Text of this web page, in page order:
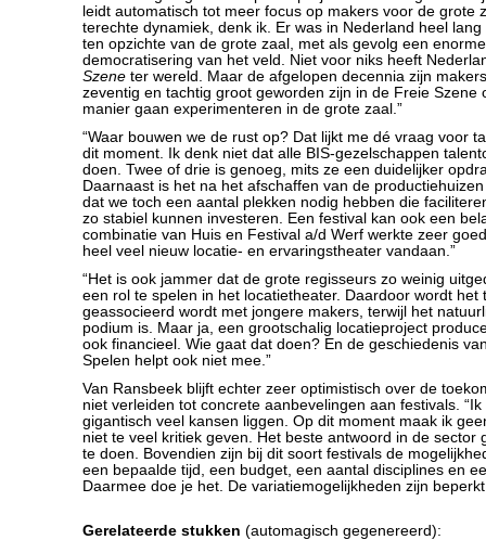
leidt automatisch tot meer focus op makers voor de grote
terechte dynamiek, denk ik. Er was in Nederland heel
ten opzichte van de grote zaal, met als gevolg een
democratisering van het veld. Niet voor niks heeft
Szene ter wereld. Maar de afgelopen decennia zijn
zeventig en tachtig groot geworden zijn in de Freie Szene
manier gaan experimenteren in de grote zaal.”
“Waar bouwen we de rust op? Dat lijkt me dé vraag voor
dit moment. Ik denk niet dat alle BIS-gezelschappen
doen. Twee of drie is genoeg, mits ze een duidelijker
Daarnaast is het na het afschaffen van de
dat we toch een aantal plekken nodig hebben die
zo stabiel kunnen investeren. Een festival kan ook een
combinatie van Huis en Festival a/d Werf werkte zeer
heel veel nieuw locatie- en ervaringstheater vandaan.”
“Het is ook jammer dat de grote regisseurs zo weinig
een rol te spelen in het locatietheater. Daardoor wordt het
geassocieerd wordt met jongere makers, terwijl het
podium is. Maar ja, een grootschalig locatieproject
ook financieel. Wie gaat dat doen? En de geschiedenis
Spelen helpt ook niet mee.”
Van Ransbeek blijft echter zeer optimistisch over de
niet verleiden tot concrete aanbevelingen aan festivals.
gigantisch veel kansen liggen. Op dit moment maak ik
niet te veel kritiek geven. Het beste antwoord in de sector
te doen. Bovendien zijn bij dit soort festivals de
een bepaalde tijd, een budget, een aantal disciplines en
Daarmee doe je het. De variatiemogelijkheden zijn
Gerelateerde stukken (automagisch gegenereerd):